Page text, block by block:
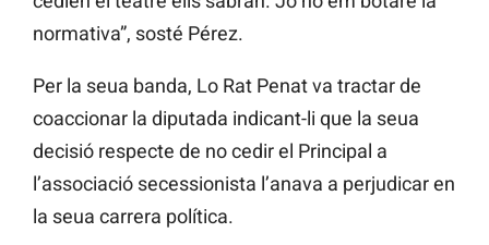
normativa”, sosté Pérez.
Per la seua banda, Lo Rat Penat va tractar de
coaccionar la diputada indicant-li que la seua
decisió respecte de no cedir el Principal a
l’associació secessionista l’anava a perjudicar en
la seua carrera política.